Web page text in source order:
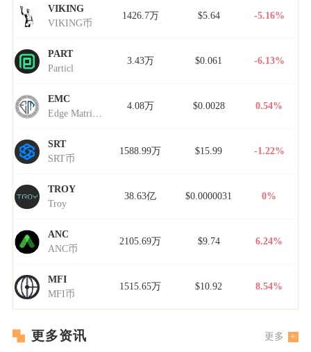
VIKING
VIKING币
1426.7万 $5.64 -5.16%
PART
Particl
3.43万 $0.061 -6.13%
EMC
Edge Matrix Chain
4.08万 $0.0028 0.54%
SRT
SRT币
1588.99万 $15.99 -1.22%
TROY
Troy
38.63亿 $0.0000031 0%
ANC
ANC币
2105.69万 $9.74 6.24%
MFI
MFI币
1515.65万 $10.92 8.54%
更多资讯 更多